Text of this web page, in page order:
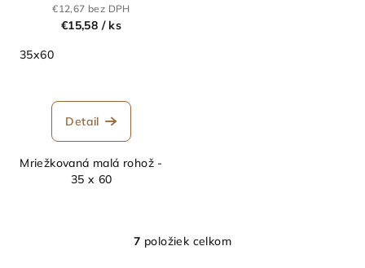
€12,67 bez DPH
€15,58 / ks
35x60
Detail
Mriežkovaná malá rohož -
35 x 60
O
7 položiek celkom